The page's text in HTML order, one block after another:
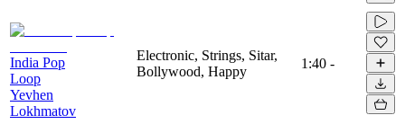
India Pop
Loop
Yevhen
Lokhmatov
Electronic, Strings, Sitar,
Bollywood, Happy
1:40 -